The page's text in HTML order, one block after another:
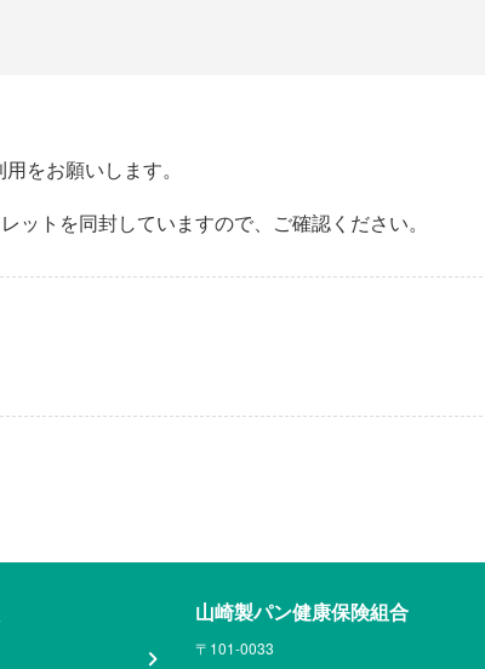
をお願いします。
トを同封していますので、ご確認ください。
山崎製パン健康保険組合
〒101-0033